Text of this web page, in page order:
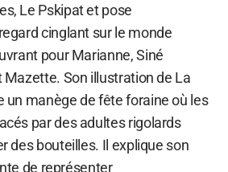
Le Pskipat et pose
cinglant sur le monde
pour Marianne, Siné
Mazette. Son illustration de La
un manège de fête foraine où les
par des adultes rigolards
des bouteilles. Il explique son
de représenter